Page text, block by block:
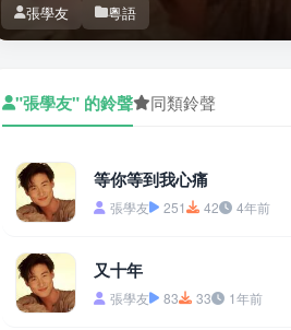
張學友 粵語
"張學友" 的鈴聲 同類鈴聲
等你等到我心痛
張學友 251 42 4年前
又十年
張學友 83 33 1年前